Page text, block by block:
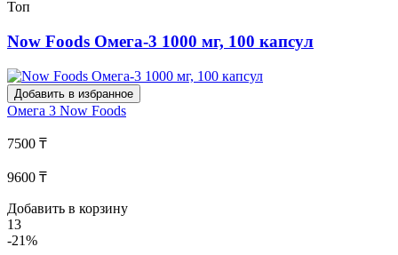
Топ
Now Foods Омега-3 1000 мг, 100 капсул
Добавить в избранное
Омега 3 Now Foods
7500 ₸
9600 ₸
Добавить в корзину
13
-21%